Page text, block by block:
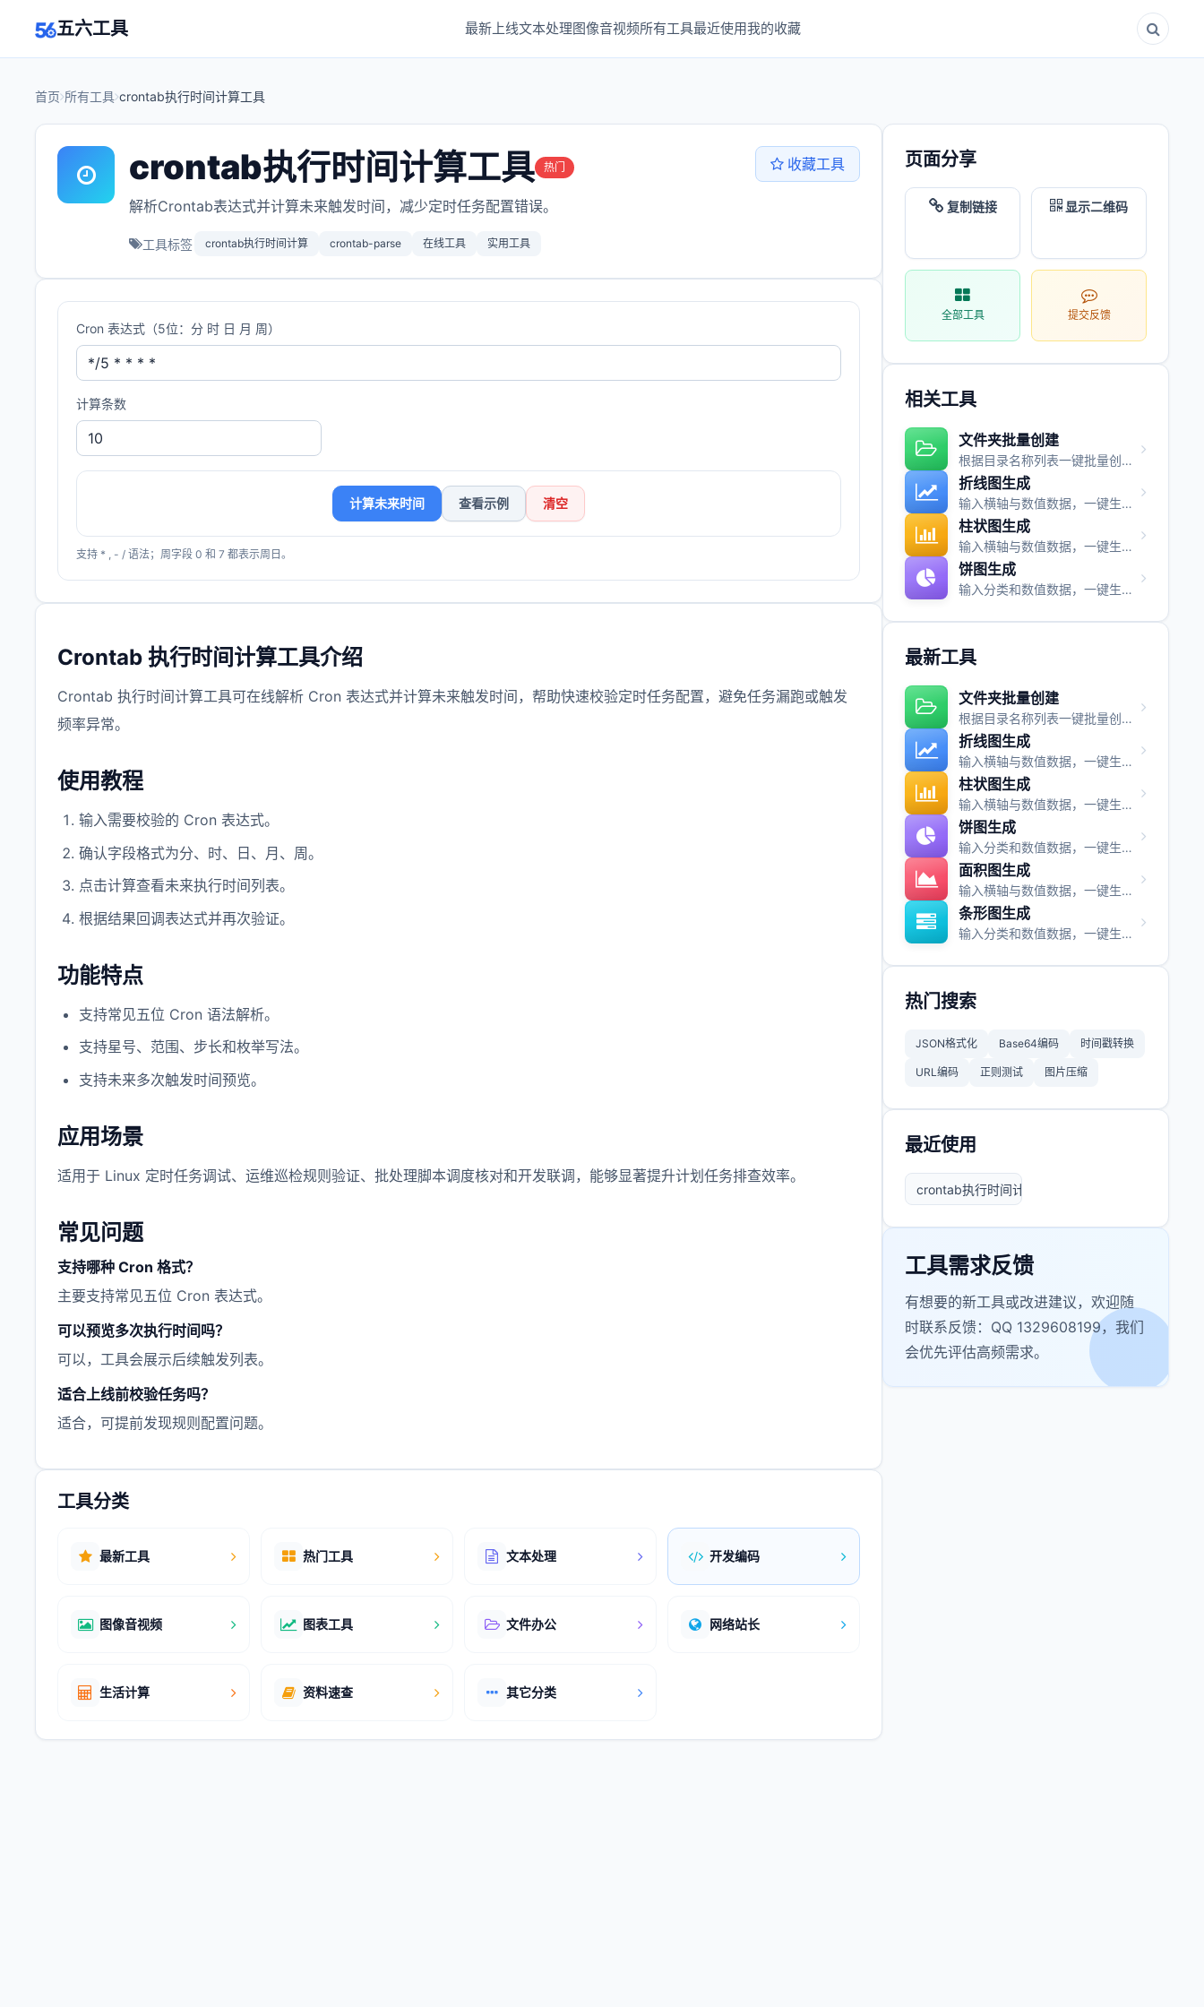
五六工具 最新上线文本处理图像音视频所有工具最近使用我的收藏
首页 所有工具 crontab执行时间计算工具
crontab执行时间计算工具 热门
解析Crontab表达式并计算未来触发时间，减少定时任务配置错误。
工具标签 crontab执行时间计算 crontab-parse 在线工具 实用工具
收藏工具
Cron 表达式（5位：分 时 日 月 周）
计算条数
计算未来时间 查看示例 清空
支持 * , - / 语法；周字段 0 和 7 都表示周日。
Crontab 执行时间计算工具介绍
Crontab 执行时间计算工具可在线解析 Cron 表达式并计算未来触发时间，帮助快速校验定时任务配置，避免任务漏跑或触发
频率异常。
使用教程
输入需要校验的 Cron 表达式。
确认字段格式为分、时、日、月、周。
点击计算查看未来执行时间列表。
根据结果回调表达式并再次验证。
功能特点
支持常见五位 Cron 语法解析。
支持星号、范围、步长和枚举写法。
支持未来多次触发时间预览。
应用场景
适用于 Linux 定时任务调试、运维巡检规则验证、批处理脚本调度核对和开发联调，能够显著提升计划任务排查效率。
常见问题
支持哪种 Cron 格式？
主要支持常见五位 Cron 表达式。
可以预览多次执行时间吗？
可以，工具会展示后续触发列表。
适合上线前校验任务吗？
适合，可提前发现规则配置问题。
工具分类
最新工具 热门工具 文本处理 开发编码
图像音视频 图表工具 文件办公 网络站长
生活计算 资料速查 其它分类
页面分享
复制链接 显示二维码
全部工具 提交反馈
相关工具
文件夹批量创建
根据目录名称列表一键批量创建文件夹，快速搭建项目目录结构。
折线图生成
输入横轴与数值数据，一键生成折线图并支持图片与视频导出。
柱状图生成
输入横轴与数值数据，一键生成柱状图并支持图片与视频导出。
饼图生成
输入分类和数值数据，一键生成饼图并支持图片与视频导出。
最新工具
文件夹批量创建
根据目录名称列表一键批量创建文件夹，快速搭建项目目录结构。
折线图生成
输入横轴与数值数据，一键生成折线图并支持图片与视频导出。
柱状图生成
输入横轴与数值数据，一键生成柱状图并支持图片与视频导出。
饼图生成
输入分类和数值数据，一键生成饼图并支持图片与视频导出。
面积图生成
输入横轴与数值数据，一键生成面积图并支持图片与视频导出。
条形图生成
输入分类和数值数据，一键生成条形图并支持图片与视频导出。
热门搜索
JSON格式化 Base64编码 时间戳转换
URL编码 正则测试 图片压缩
最近使用
crontab执行时间计算工具
工具需求反馈
有想要的新工具或改进建议，欢迎随
时联系反馈：QQ 1329608199，我们
会优先评估高频需求。